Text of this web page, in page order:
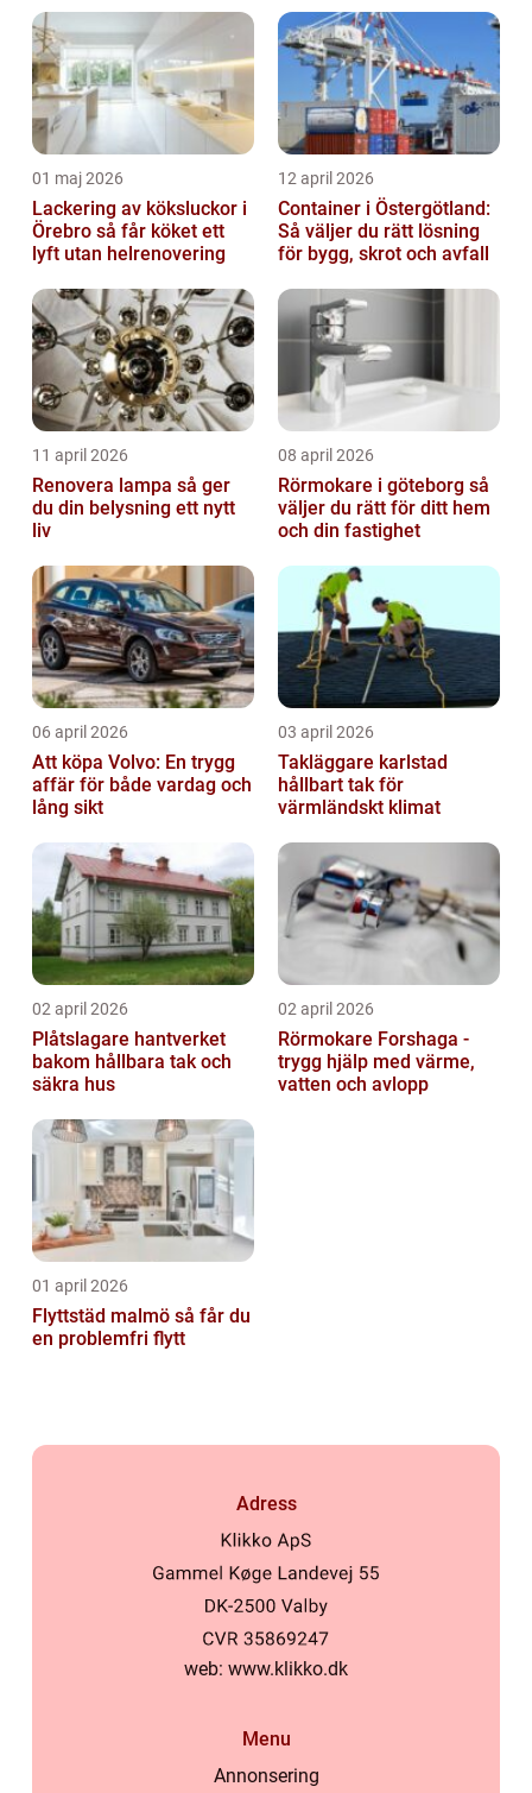
01 maj 2026
Lackering av köksluckor i
Örebro så får köket ett
lyft utan helrenovering
12 april 2026
Container i Östergötland:
Så väljer du rätt lösning
för bygg, skrot och avfall
11 april 2026
Renovera lampa så ger
du din belysning ett nytt
liv
08 april 2026
Rörmokare i göteborg så
väljer du rätt för ditt hem
och din fastighet
06 april 2026
Att köpa Volvo: En trygg
affär för både vardag och
lång sikt
03 april 2026
Takläggare karlstad
hållbart tak för
värmländskt klimat
02 april 2026
Plåtslagare hantverket
bakom hållbara tak och
säkra hus
02 april 2026
Rörmokare Forshaga -
trygg hjälp med värme,
vatten och avlopp
01 april 2026
Flyttstäd malmö så får du
en problemfri flytt
Adress
web: www.klikko.dk
Menu
Annonsering